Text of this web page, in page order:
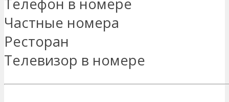
Телефон в номере
Частные номера
Ресторан
Телевизор в номере